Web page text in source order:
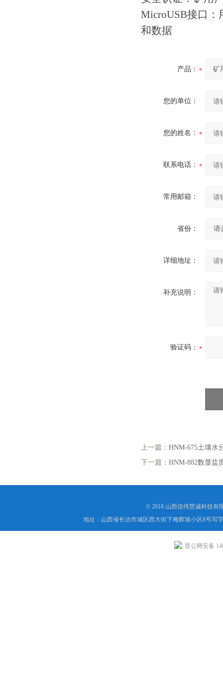
MicroUSB接口：
和数据
产品：
您的单位：
您的姓名：
联系电话：
常用邮箱：
省份：
详细地址：
补充说明：
验证码：
上一篇： HNM-675土壤水
下一篇： HNM-882数显盐
© 2018 山西信伟慧诚科技有
地址：山西省长治市城区西大街下梅辉坡小区8号写
晋公网安备